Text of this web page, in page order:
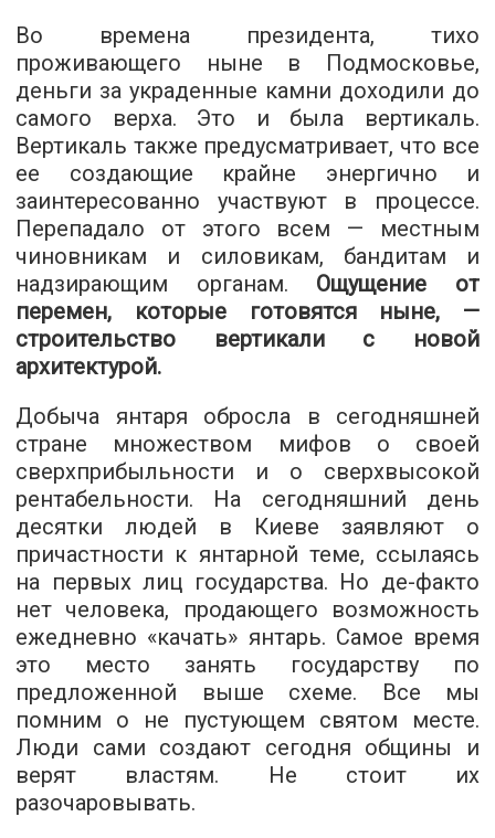
Во времена президента, тихо
проживающего ныне в Подмосковье,
деньги за украденные камни доходили до
самого верха. Это и была вертикаль.
Вертикаль также предусматривает, что все
ее создающие крайне энергично и
заинтересованно участвуют в процессе.
Перепадало от этого всем — местным
чиновникам и силовикам, бандитам и
надзирающим органам. Ощущение от
перемен, которые готовятся ныне, —
строительство вертикали с новой
архитектурой.
Добыча янтаря обросла в сегодняшней
стране множеством мифов о своей
сверхприбыльности и о сверхвысокой
рентабельности. На сегодняшний день
десятки людей в Киеве заявляют о
причастности к янтарной теме, ссылаясь
на первых лиц государства. Но де-факто
нет человека, продающего возможность
ежедневно «качать» янтарь. Самое время
это место занять государству по
предложенной выше схеме. Все мы
помним о не пустующем святом месте.
Люди сами создают сегодня общины и
верят властям. Не стоит их
разочаровывать.